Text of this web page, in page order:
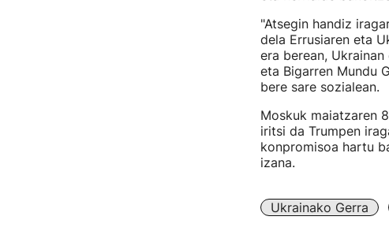
"Atsegin handiz
dela Errusiaren eta
era berean,
eta Bigarren Mundu
bere sare sozialean.
Moskuk maiatzaren
iritsi da Trumpen
konpromisoa hartu
izana.
Ukrainako Gerra